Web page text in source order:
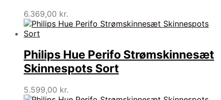
6.369,00 kr.
Philips Hue Perifo Strømskinnesæt
Skinnespots Sort
5.599,00 kr.